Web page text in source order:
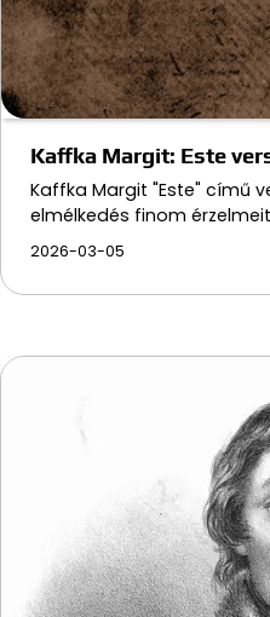
Kaffka Margit: Este
Kaffka Margit "Este" című
elmélkedés finom
2026-03-05